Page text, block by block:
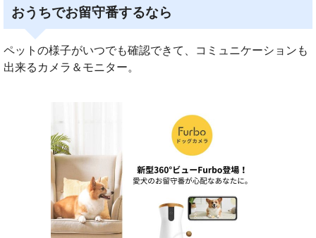
おうちでお留守番するなら
ペットの様子がいつでも確認できて、コミュニケーションも
出来るカメラ＆モニター。